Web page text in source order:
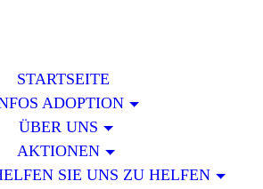
STARTSEITE
ADOPTION
ÜBER UNS
AKTIONEN
SIE UNS ZU HELFEN